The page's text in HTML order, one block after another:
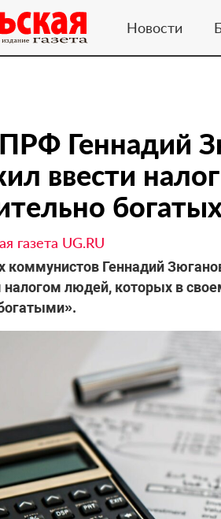
Новости
Геннадий
ввести
газета UG.RU
коммунистов Геннадий
людей, которых в